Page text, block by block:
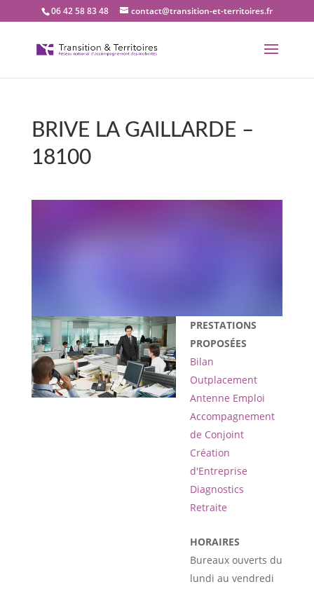
06 42 58 83 48 contact@transition-et-territoires.fr
BRIVE LA GAILLARDE –
18100
bureau Transition et
PRESTATIONS
PROPOSÉES
Bilan
Outplacement
Antenne Emploi
Accompagnement
de Conjoint
Création
d'Entreprise
Diagnostics
Retraite
HORAIRES
Bureaux ouverts du
lundi au vendredi